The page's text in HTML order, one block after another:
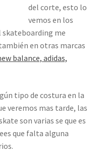
del corte, esto lo
vemos en los
me
en otras marcas
balance, adidas,
tipo de costura en la
veremos mas tarde, las
son varias se que es
que falta alguna